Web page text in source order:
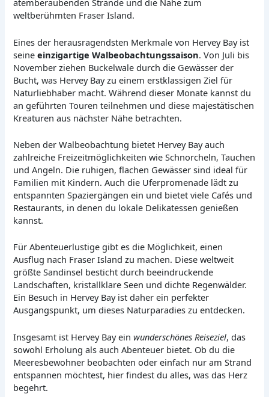
atemberaubenden Strände und die Nähe zum
weltberühmten Fraser Island.
Eines der herausragendsten Merkmale von Hervey Bay ist
seineeinzigartige Walbeobachtungssaison. Von Juli bis
November ziehen Buckelwale durch die Gewässer der
Bucht, was Hervey Bay zu einem erstklassigen Ziel für
Naturliebhaber macht. Während dieser Monate kannst du
an geführten Touren teilnehmen und diese majestätischen
Kreaturen aus nächster Nähe betrachten.
Neben der Walbeobachtung bietet Hervey Bay auch
zahlreiche Freizeitmöglichkeiten wie Schnorcheln, Tauchen
und Angeln. Die ruhigen, flachen Gewässer sind ideal für
Familien mit Kindern. Auch die Uferpromenade lädt zu
entspannten Spaziergängen ein und bietet viele Cafés und
Restaurants, in denen du lokale Delikatessen genießen
kannst.
Für Abenteuerlustige gibt es die Möglichkeit, einen
Ausflug nach Fraser Island zu machen. Diese weltweit
größte Sandinsel besticht durch beeindruckende
Landschaften, kristallklare Seen und dichte Regenwälder.
Ein Besuch in Hervey Bay ist daher ein perfekter
Ausgangspunkt, um dieses Naturparadies zu entdecken.
Insgesamt ist Hervey Bay einwunderschönes Reiseziel, das
sowohl Erholung als auch Abenteuer bietet. Ob du die
Meeresbewohner beobachten oder einfach nur am Strand
entspannen möchtest, hier findest du alles, was das Herz
begehrt.